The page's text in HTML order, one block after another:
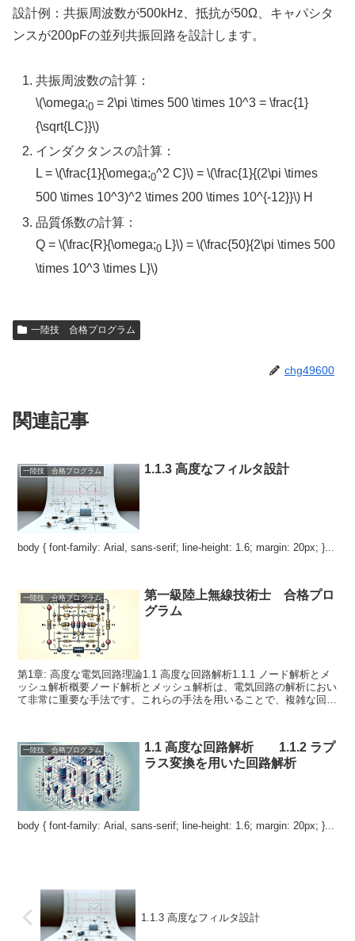
設計例：共振周波数が500kHz、抵抗が50Ω、キャパシタ
ンスが200pFの並列共振回路を設計します。
共振周波数の計算：
\(\omega;0 = 2\pi \times 500 \times 10^3 = \frac{1}
{\sqrt{LC}}\)
インダクタンスの計算：
L = \(\frac{1}{\omega;0^2 C}\) = \(\frac{1}{(2\pi \times
500 \times 10^3)^2 \times 200 \times 10^{-12}}\) H
品質係数の計算：
Q = \(\frac{R}{\omega;0 L}\) = \(\frac{50}{2\pi \times 500
\times 10^3 \times L}\)
一陸技 合格プログラム
chg49600
関連記事
一陸技 合格プログラム 1.1.3 高度なフィルタ設計
body { font-family: Arial, sans-serif; line-height: 1.6; margin: 20px; }...
一陸技 合格プログラム
第一級陸上無線技術士 合格プロ
グラム
第1章: 高度な電気回路理論1.1 高度な回路解析1.1.1 ノード解析とメ
ッシュ解析概要ノード解析とメッシュ解析は、電気回路の解析におい
て非常に重要な手法です。これらの手法を用いることで、複雑な回路
一陸技 合格プログラム
1.1 高度な回路解析 1.1.2 ラプ
ラス変換を用いた回路解析
body { font-family: Arial, sans-serif; line-height: 1.6; margin: 20px; }...
1.1.3 高度なフィルタ設計